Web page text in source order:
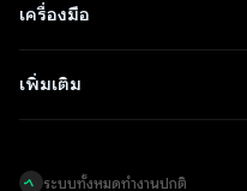
เครื่องมือ
เพิ่มเติม
ระบบทั้งหมดทำงานปกติ